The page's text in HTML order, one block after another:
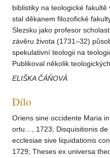
biblistiky na teologické
stal děkanem filozofické
Slezsku jako profesor
závěru života (1731–32)
spekulativní teologii na
Publikoval několik
ELIŠKA ČÁŇOVÁ
Dílo
Oriens sine occidente Maria
ortu…, 1723; Disquisitionis de
ecclesiae sive liquidationis
1729; Theses ex universa